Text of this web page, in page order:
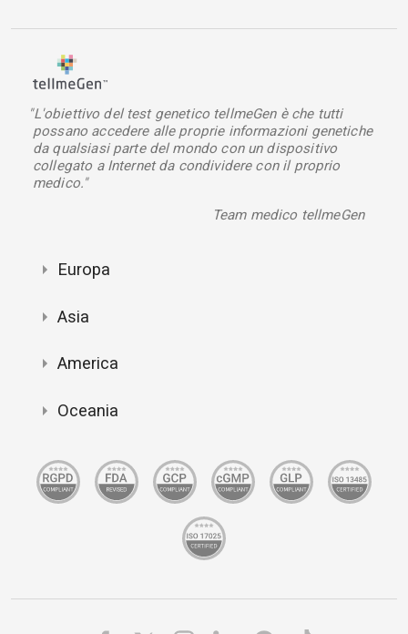
"L'obiettivo del test genetico tellmeGen è che tutti
possano accedere alle proprie informazioni genetiche
da qualsiasi parte del mondo con un dispositivo
collegato a Internet da condividere con il proprio
medico."
Team medico tellmeGen
Europa
Asia
America
Oceania